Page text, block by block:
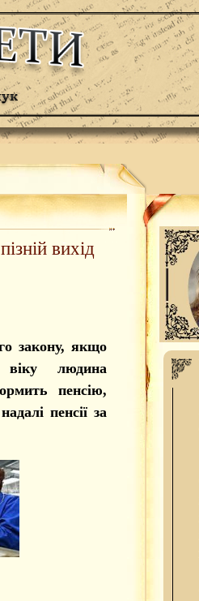
вихід
закону, якщо
віку людина
пенсію,
пенсії за